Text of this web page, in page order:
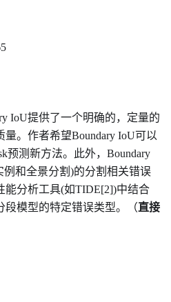
IoU提供了一个明确的，定量的
。作者希望Boundary IoU可以
预测新方法。此外，Boundary
和全景分割)的分割相关错误
能分析工具(如TIDE[2])中结合
段模型的特定错误类型。（直接